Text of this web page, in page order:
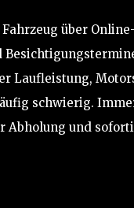
über
Laufleistung,
schwierig.
und